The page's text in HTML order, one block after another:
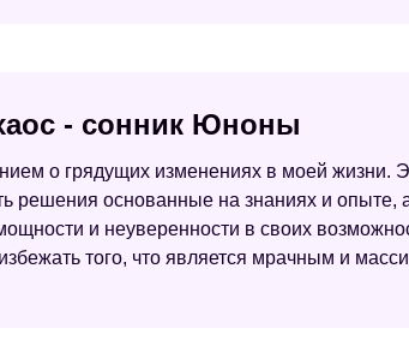
- сонник Юноны
о грядущих изменениях в моей жизни.
решения основанные на знаниях и опыте,
и неуверенности в своих
того, что является мрачным и